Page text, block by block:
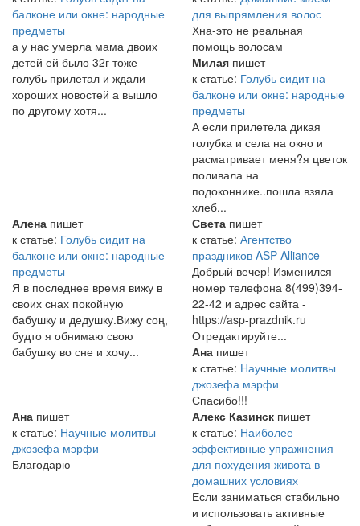
балконе или окне: народные
предметы
а у нас умерла мама двоих
детей ей было 32г тоже
голубь прилетал и ждали
хороших новостей а вышло
по другому хотя...
для выпрямления волос
Хна-это не реальная
помощь волосам
Милая пишет
к статье: Голубь сидит на
балконе или окне: народные
предметы
А если прилетела дикая
голубка и села на окно и
расматривает меня?я цветок
поливала на
подоконнике..пошла взяла
хлеб...
Алена пишет
к статье: Голубь сидит на
балконе или окне: народные
предметы
Я в последнее время вижу в
своих снах покойную
бабушку и дедушку.Вижу соң,
будто я обнимаю свою
бабушку во сне и хочу...
Света пишет
к статье: Агентство
праздников ASP Alliance
Добрый вечер! Изменился
номер телефона 8(499)394-
22-42 и адрес сайта -
https://asp-prazdnik.ru
Отредактируйте...
Ана пишет
к статье: Научные молитвы
джозефа мэрфи
Спасибо!!!
Ана пишет
к статье: Научные молитвы
джозефа мэрфи
Благодарю
Алекс Казинск пишет
к статье: Наиболее
эффективные упражнения
для похудения живота в
домашних условиях
Если заниматься стабильно
и использовать активные